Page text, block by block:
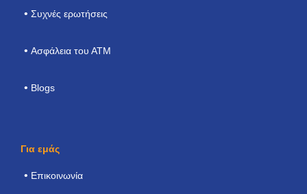
Συχνές ερωτήσεις
Ασφάλεια του ΑΤΜ
Blogs
Για εμάς
Επικοινωνία